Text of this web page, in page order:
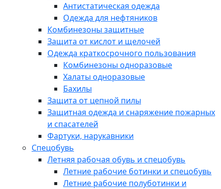
Антистатическая одежда
Одежда для нефтяников
Комбинезоны защитные
Защита от кислот и щелочей
Одежда краткосрочного пользования
Комбинезоны одноразовые
Халаты одноразовые
Бахилы
Защита от цепной пилы
Защитная одежда и снаряжение пожарных
и спасателей
Фартуки, нарукавники
Спецобувь
Летняя рабочая обувь и спецобувь
Летние рабочие ботинки и спецобувь
Летние рабочие полуботинки и